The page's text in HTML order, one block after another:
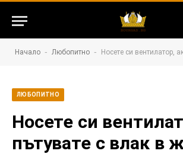
Начало - Любопитно - Носете си вентилатор, ако
ЛЮБОПИТНО
Носете си
пътувате с влак в